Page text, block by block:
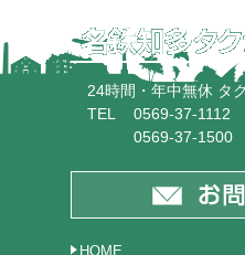
24時間・年中無休 タ
TEL
0569-37-1112
0569-37-1500
HOME